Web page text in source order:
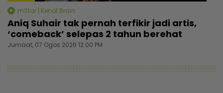
mStar | Kenot Brain
Aniq Suhair tak pernah terfikir jadi artis,
‘comeback’ selepas 2 tahun berehat
Jumaat, 07 Ogos 2026 12:00 PM